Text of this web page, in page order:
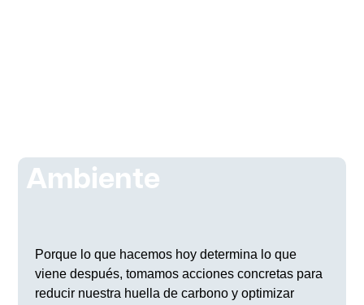
Ambiente
Porque lo que hacemos hoy determina lo que
viene después, tomamos acciones concretas para
reducir nuestra huella de carbono y optimizar